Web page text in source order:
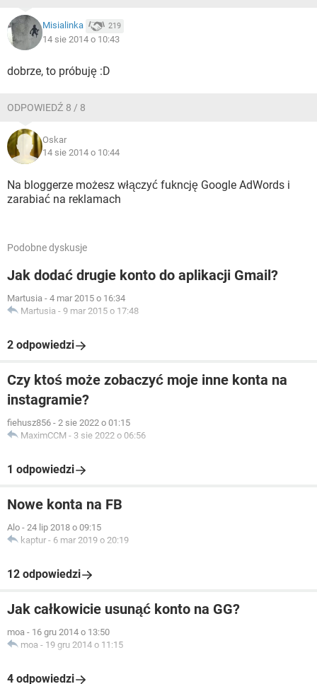
Misialinka 219
14 sie 2014 o 10:43
dobrze, to próbuję :D
ODPOWIEDŹ 8 / 8
Oskar
14 sie 2014 o 10:44
Na bloggerze możesz włączyć fukncję Google AdWords i
zarabiać na reklamach
Podobne dyskusje
Jak dodać drugie konto do aplikacji Gmail?
Martusia - 4 mar 2015 o 16:34
Martusia - 9 mar 2015 o 17:48
2 odpowiedzi
Czy ktoś może zobaczyć moje inne konta na
instagramie?
fiehusz856 - 2 sie 2022 o 01:15
MaximCCM - 3 sie 2022 o 06:56
1 odpowiedzi
Nowe konta na FB
Alo - 24 lip 2018 o 09:15
kaptur - 6 mar 2019 o 20:19
12 odpowiedzi
Jak całkowicie usunąć konto na GG?
moa - 16 gru 2014 o 13:50
moa - 19 gru 2014 o 11:15
4 odpowiedzi